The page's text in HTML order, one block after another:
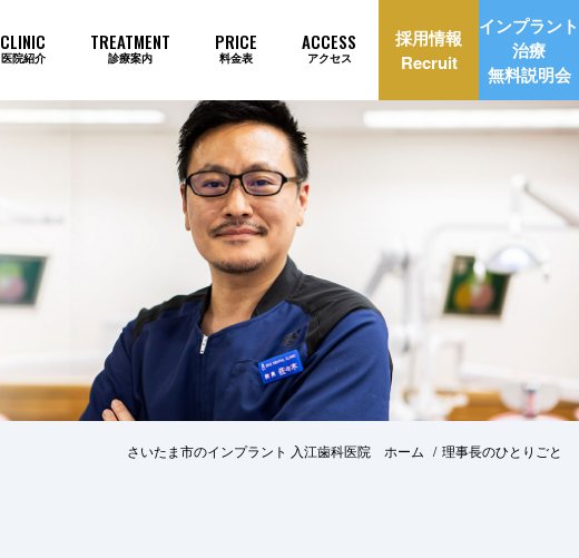
CLINIC
医院紹介
TREATMENT
診療案内
インプラント治療自動見積もり
PRICE
料金表
ACCESS
アクセス
採用情報
Recruit
インプラント
治療
無料説明会
さいたま市のインプラント 入江歯科医院 ホーム 理事長のひとりごと